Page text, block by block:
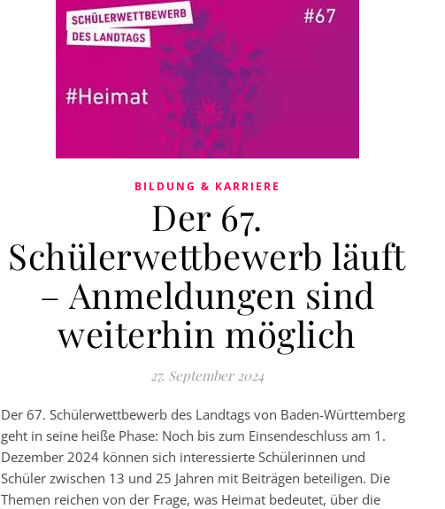
BILDUNG & KARRIERE
Der 67.
Schülerwettbewerb läuft
– Anmeldungen sind
weiterhin möglich
27. September 2024
Der 67. Schülerwettbewerb des Landtags von Baden-Württemberg
geht in seine heiße Phase: Noch bis zum Einsendeschluss am 1.
Dezember 2024 können sich interessierte Schülerinnen und
Schüler zwischen 13 und 25 Jahren mit Beiträgen beteiligen. Die
Themen reichen von der Frage, was Heimat bedeutet, über die